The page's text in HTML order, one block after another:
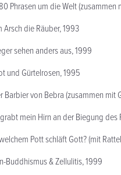
Phrasen um die Welt (zusammen
Arsch die Räuber, 1993
sehen anders aus, 1999
und Gürtelrosen, 1995
Barbier von Bebra (zusammen mit
mein Hirn an der Biegung des
Pott schläft Gott? (mit
Buddhismus & Zellulitis, 1999